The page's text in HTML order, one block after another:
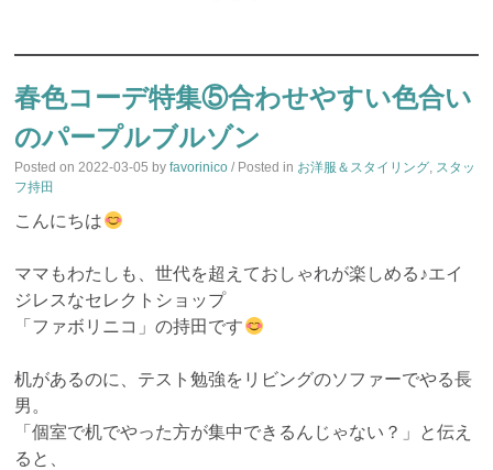
TO
春色コーデ特集⑤合わせやすい色合い
のパープルブルゾン
Posted on2022-03-05 byfavorinico / Posted in お洋服＆スタイリング, スタッ
フ持田
こんにちは
ママもわたしも、世代を超えておしゃれが楽しめる♪エイ
ジレスなセレクトショップ
「ファボリニコ」の持田です
机があるのに、テスト勉強をリビングのソファーでやる長
男。
「個室で机でやった方が集中できるんじゃない？」と伝え
ると、